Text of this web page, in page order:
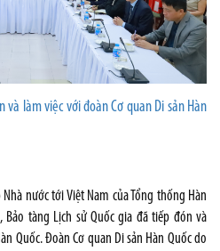
và làm việc với đoàn Cơ quan Di sản Hàn
nước tới Việt Nam của Tổng thống Hàn
tàng Lịch sử Quốc gia đã tiếp đón và
Quốc. Đoàn Cơ quan Di sản Hàn Quốc do